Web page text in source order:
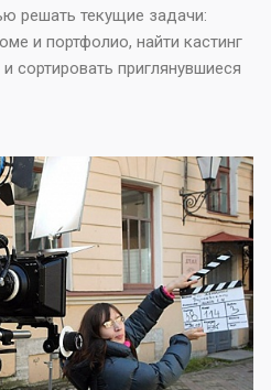
решать текущие задачи:
и портфолио, найти кастинг
сортировать приглянувшиеся